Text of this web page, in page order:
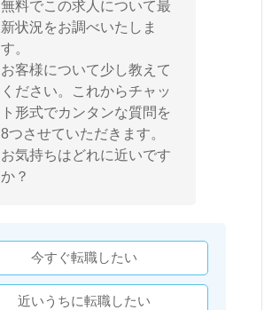
無料でこの求人について最
新状況をお調べいたしま
す。
お客様について少し教えて
ください。これからチャッ
ト形式でカンタンな質問を
8つさせていただきます。
お気持ちはどれに近いです
か？
今すぐ転職したい
近いうちに転職したい